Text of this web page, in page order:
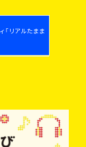
「リアルたまま